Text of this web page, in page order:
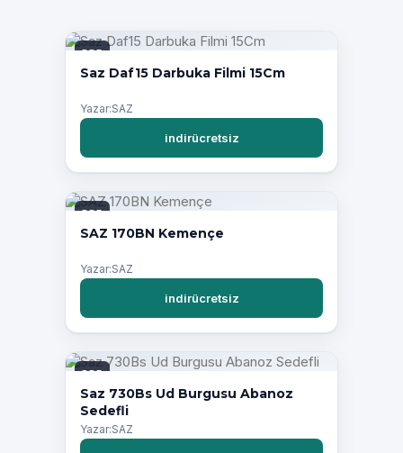
PDF
Saz Daf15 Darbuka Filmi 15Cm
Yazar:SAZ
indirücretsiz
PDF
SAZ 170BN Kemençe
Yazar:SAZ
indirücretsiz
PDF
Saz 730Bs Ud Burgusu Abanoz
Sedefli
Yazar:SAZ